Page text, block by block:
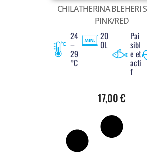
CHILATHERINA BLEHERI
PINK/RED
24
–
29
°C
20
0L
Pai
sibl
e et
acti
f
17,00€